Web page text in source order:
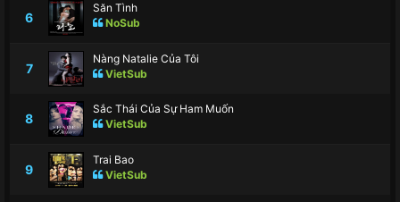
6
Săn Tình
NoSub
7
Nàng Natalie Của Tôi
VietSub
8
Sắc Thái Của Sự Ham Muốn
VietSub
9
Trai Bao
VietSub